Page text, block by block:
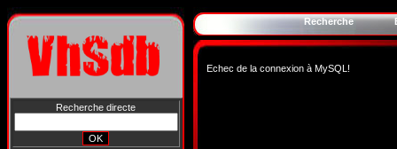
Recherche directe
Recherche
Echec de la connexion à MySQL!